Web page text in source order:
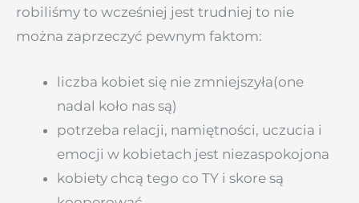
robiliśmy to wcześniej jest trudniej to nie
można zaprzeczyć pewnym faktom:
liczba kobiet się nie zmniejszyła(one
nadal koło nas są)
potrzeba relacji, namiętności, uczucia i
emocji w kobietach jest niezaspokojona
kobiety chcą tego co TY i skore są